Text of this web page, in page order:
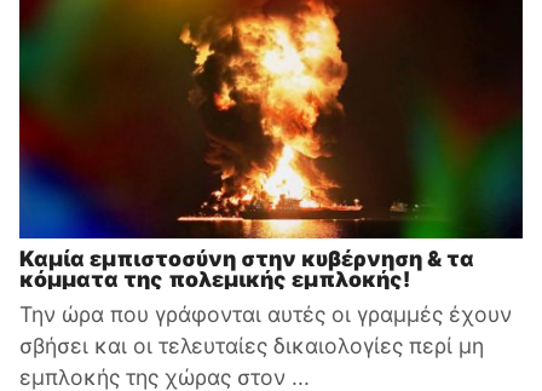
Καμία εμπιστοσύνη στην κυβέρνηση & τα
κόμματα της πολεμικής εμπλοκής!
Την ώρα που γράφονται αυτές οι γραμμές έχουν
σβήσει και οι τελευταίες δικαιολογίες περί μη
εμπλοκής της χώρας στον ...